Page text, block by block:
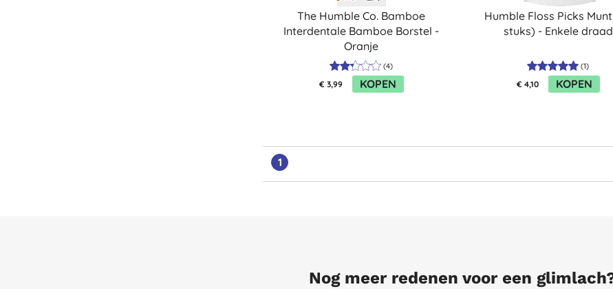
The Humble Co. Bamboe
Interdentale Bamboe Borstel -
Oranje
(4)
€ 3,99 KOPEN
Humble Floss Picks
stuks) - Enkele draad
(1)
€ 4,10 KOPEN
1
Nog meer redenen voor een